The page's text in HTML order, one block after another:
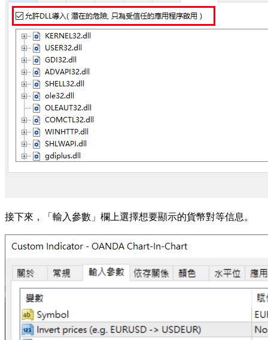
接下來，「輸入參數」欄上選擇想要顯示的貨幣對等信息。